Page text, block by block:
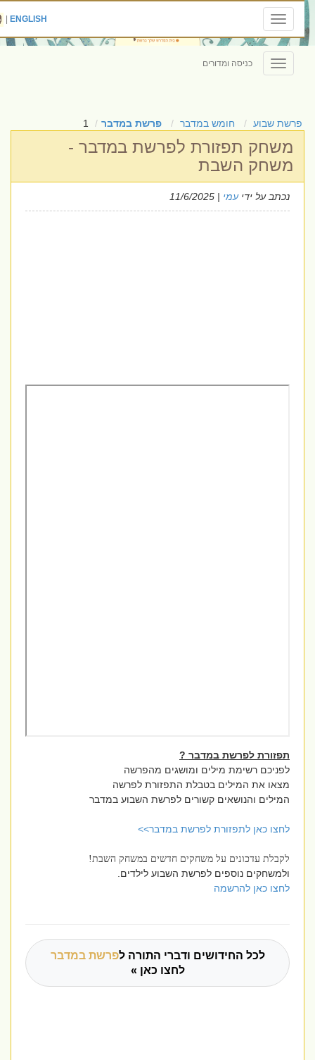
Toggle
navigation
ENGLISH
|
Toggle
navigation
כניסה ומדורים
פרשת שבוע חומש במדבר פרשת במדבר 1
משחק תפזורת לפרשת במדבר -
משחק השבת
נכתב על ידיעמי| 11/6/2025
תפזורת לפרשת במדבר ?
לפניכם רשימת מילים ומושגים מהפרשה
מצאו את המילים בטבלת התפזורת לפרשה
המילים והנושאים קשורים לפרשת השבוע במדבר
לחצו כאן לתפזורת לפרשת במדבר>>
לקבלת עדכונים על משחקים חדשים במשחק השבת!
ולמשחקים נוספים לפרשת השבוע לילדים.
לחצו כאן להרשמה
לכל החידושים ודברי התורה לפרשת במדבר
לחצו כאן »